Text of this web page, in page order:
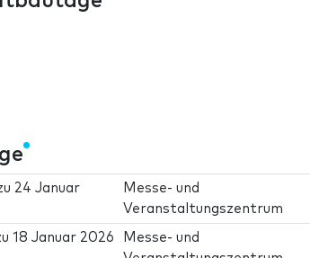
24 Januar
Messe- und
Veranstaltungszentrum
18 Januar 2026
Messe- und